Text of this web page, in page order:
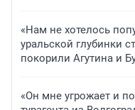
«Нам не хотелось
уральской глубинки
покорили Агутина и
«Он мне угрожает и